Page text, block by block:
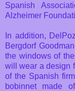
Spanish
Alzheimer
In addition,
Bergdorf
the windows of
will wear a design
of the Spanish
bobinnet made